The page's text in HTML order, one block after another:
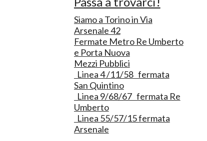
Siamo a Torino in Via
Arsenale 42
Fermate Metro Re Umberto
e Porta Nuova
Mezzi Pubblici
Linea 4 /11/58 fermata
San Quintino
Linea 9/68/67 fermata Re
Umberto
Linea 55/57/15 fermata
Arsenale